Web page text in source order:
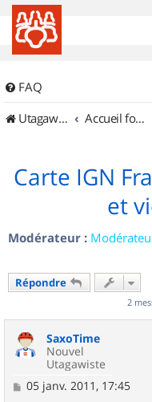
FAQ
UtagawaVTT (Randos VTT et VTTAE avec traces GPS)
Accueil forum
Carte IGN
et
Modérateur :
Répondre
2
SaxoTime
Nouvel
Utagawiste
M
05 janv. 2011, 17:45